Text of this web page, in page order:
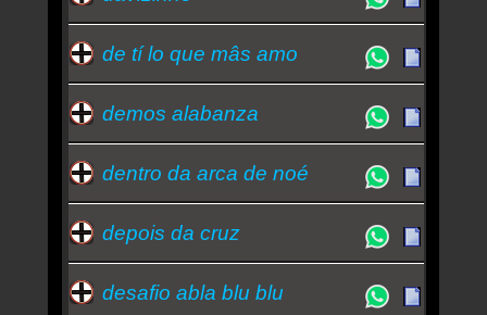
de tí lo que mâs amo
demos alabanza
dentro da arca de noé
depois da cruz
desafio abla blu blu